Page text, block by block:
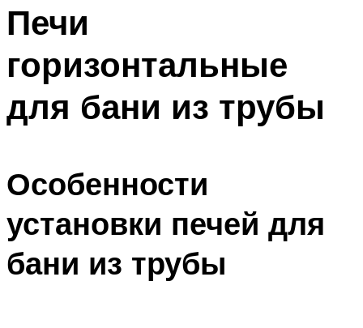
Печи
горизонтальные
для бани из трубы
Особенности
установки печей для
бани из трубы